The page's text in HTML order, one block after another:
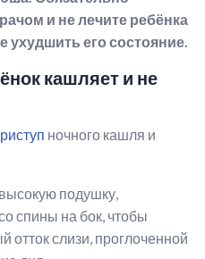
и не лечите ребёнка
ухудшить его состояние.
кашляет и не
ночного кашля и
подушку,
спины на бок, чтобы
отток слизи, проглоченной